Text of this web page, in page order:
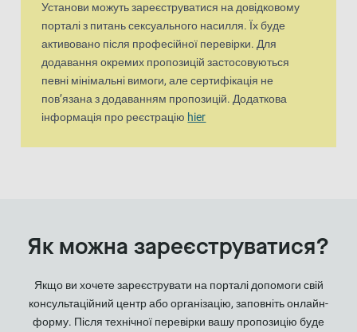
Установи можуть зареєструватися на довідковому
порталі з питань сексуального насилля. Їх буде
активовано після професійної перевірки. Для
додавання окремих пропозицій застосовуються
певні мінімальні вимоги, але сертифікація не
пов’язана з додаванням пропозицій. Додаткова
інформація про реєстрацію hier
Як можна зареєструватися?
Якщо ви хочете зареєструвати на порталі допомоги свій
консультаційний центр або організацію, заповніть онлайн-
форму. Після технічної перевірки вашу пропозицію буде